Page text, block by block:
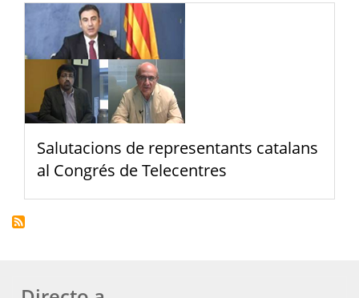
Salutacions de representants catalans
al Congrés de Telecentres